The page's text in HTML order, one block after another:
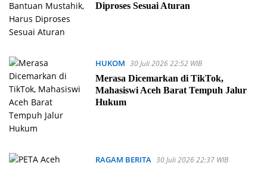
Diproses Sesuai Aturan
HUKOM 30 Juli 2026 22:52 WIB
Merasa Dicemarkan di TikTok,
Mahasiswi Aceh Barat Tempuh Jalur
Hukum
RAGAM BERITA 30 Juli 2026 22:37 WIB